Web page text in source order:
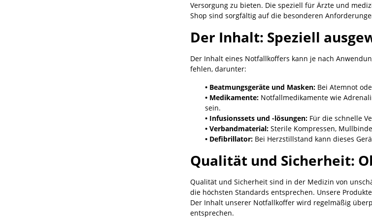
Versorgung zu bieten. Die speziell für Ärzte und
Shop sind sorgfältig auf die besonderen
Der Inhalt: Speziell
Der Inhalt eines Notfallkoffers kann je nach
fehlen, darunter:
• Beatmungsgeräte und Masken: Bei Atemnot
• Medikamente: Notfallmedikamente wie
sein.
• Infusionssets und -lösungen: Für die schnelle
• Verbandmaterial: Sterile Kompressen,
• Defibrillator: Bei Herzstillstand kann dieses
Qualität und Sicherheit:
Qualität und Sicherheit sind in der Medizin von
die höchsten Standards entsprechen. Unsere
Der Inhalt unserer Notfallkoffer wird regelmäßig
entsprechen.